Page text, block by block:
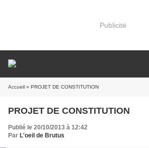
Publicité
Accueil » PROJET DE CONSTITUTION
PROJET DE CONSTITUTION
Publié le 20/10/2013 à 12:42
Par L'oeil de Brutus